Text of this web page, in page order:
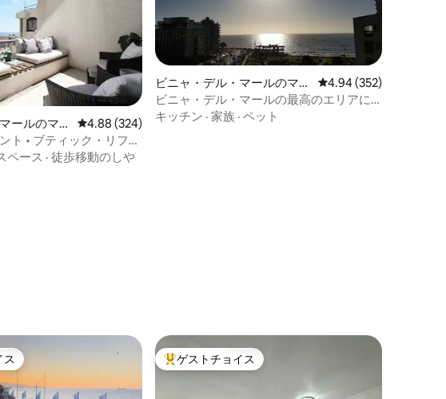
の平均評価
ールのマン
レビュー324件、5つ星中4.88つ星の平均評価
4.88 (324)
ト • ブティック・リフュ
ペース · 徒歩移動のしや
ビニャ・デル・マールのマン
ション・アパート
レビュー352件、5つ
4.94 (352)
ビニャ・デル・マールの最高のエリアに
あるアパートを貸します
キッチン · 家族 · ペット
ョイスです。
ス 大好評のゲストチョイスです。
ゲストチョイス